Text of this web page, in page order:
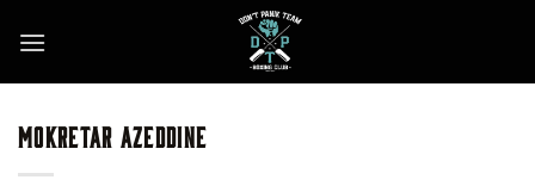
MOKRETAR AZEDDINE